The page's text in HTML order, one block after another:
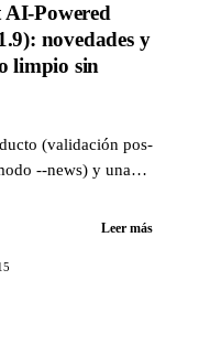
AI-Powered
novedades y
limpio sin
(validación pos-
--news) y una
apuntar a unLeer más